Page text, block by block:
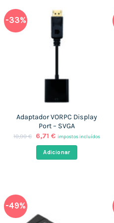
-33%
Adaptador VORPC Display
Port – SVGA
10,00€
O
original
era:
6,71 €O
preço
atual
é:
impostos incluídos
Adicionar
-49%